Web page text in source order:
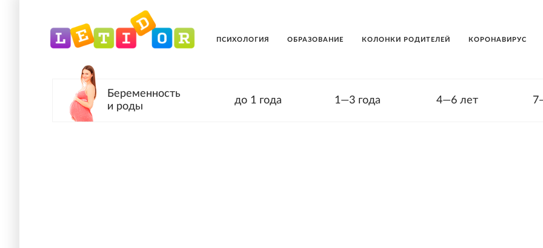
ПСИХОЛОГИЯ ОБРАЗОВАНИЕ КОЛОНКИ РОДИТЕЛЕЙ КОРОНАВИРУС
Беременность
и роды
до 1 года 1—3 года 4—6 лет